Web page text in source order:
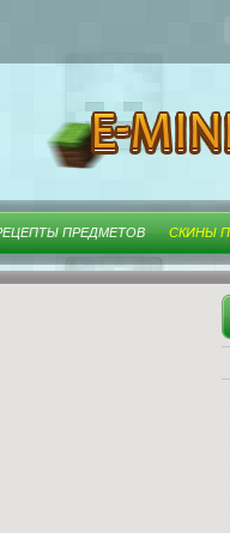
ПРЕДМЕТОВ СКИНЫ